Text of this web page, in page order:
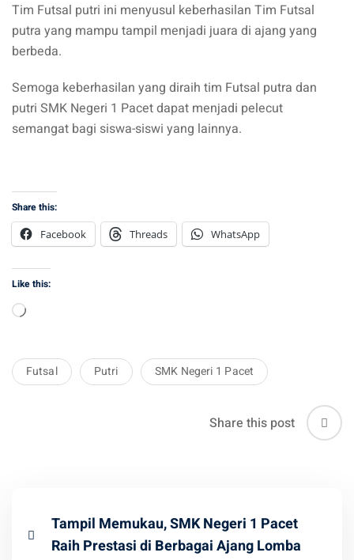
Tim Futsal putri ini menyusul keberhasilan Tim Futsal
putra yang mampu tampil menjadi juara di ajang yang
berbeda.
Semoga keberhasilan yang diraih tim Futsal putra dan
putri SMK Negeri 1 Pacet dapat menjadi pelecut
semangat bagi siswa-siswi yang lainnya.
Share this:
Facebook
Threads WhatsApp
Like this:
Loading…
Futsal Putri SMK Negeri 1 Pacet
Share this post
Tampil Memukau, SMK Negeri 1 Pacet
Raih Prestasi di Berbagai Ajang Lomba